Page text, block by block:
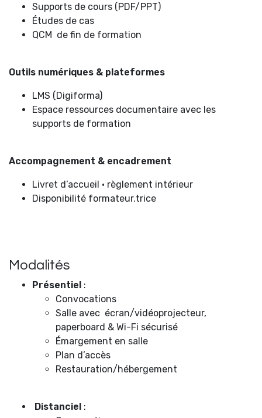
Supports de cours (PDF/PPT)
Études de cas
QCM de fin de formation
Outils numériques & plateformes
LMS (Digiforma)
Espace ressources documentaire avec les
supports de formation
Accompagnement & encadrement
Livret d’accueil • règlement intérieur
Disponibilité formateur.trice
Modalités
Présentiel :
Convocations
Salle avec écran/vidéoprojecteur,
paperboard & Wi-Fi sécurisé
Émargement en salle
Plan d’accès
Restauration/hébergement
Distanciel :